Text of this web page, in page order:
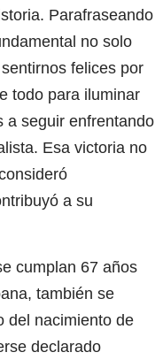
Parafraseando
no solo
felices por
todo para iluminar
a seguir enfrentando
Esa victoria no
a su
cumplan 67 años
también se
del nacimiento de
declarado